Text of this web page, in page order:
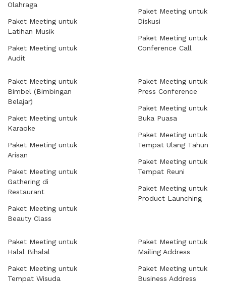
Olahraga
Paket Meeting untuk
Latihan Musik
Paket Meeting untuk
Audit
Paket Meeting untuk
Diskusi
Paket Meeting untuk
Conference Call
Paket Meeting untuk
Bimbel (Bimbingan
Belajar)
Paket Meeting untuk
Karaoke
Paket Meeting untuk
Arisan
Paket Meeting untuk
Gathering di
Restaurant
Paket Meeting untuk
Beauty Class
Paket Meeting untuk
Press Conference
Paket Meeting untuk
Buka Puasa
Paket Meeting untuk
Tempat Ulang Tahun
Paket Meeting untuk
Tempat Reuni
Paket Meeting untuk
Product Launching
Paket Meeting untuk
Halal Bihalal
Paket Meeting untuk
Tempat Wisuda
Paket Meeting untuk
Mailing Address
Paket Meeting untuk
Business Address